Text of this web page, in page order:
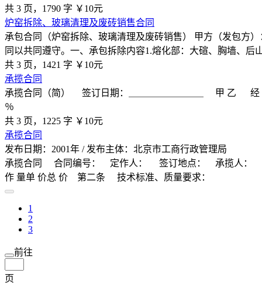
共 3 页，1790 字 ￥10元
炉窑拆除、玻璃清理及废砖销售合同
承包合同（炉窑拆除、玻璃清理及废砖销售） 甲方（发包方
同以共同遵守。一、承包拆除内容1.熔化部：大碹、胸墙、后
共 3 页，1421 字 ￥10元
承揽合同
承揽合同（简） 签订日期：＿＿＿＿＿＿＿＿ 甲 乙 经
％
共 3 页，1225 字 ￥10元
承揽合同
发布日期：2001年 / 发布主体：北京市工商行政管理局
承揽合同 合同编号： 定作人： 签订地点： 承揽人： 签
作 量单 价总 价 第二条 技术标准、质量要求：
1
2
3
前往
页